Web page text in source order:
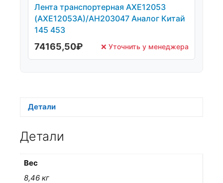
Лента транспортерная AXE12053
(AXE12053A)/AH203047 Аналог Китай
145 453
74165,50₽ ❌ Уточнить у менеджера
Детали
Детали
Вес
8,46 кг